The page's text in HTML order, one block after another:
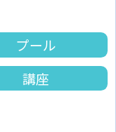
プール
講座